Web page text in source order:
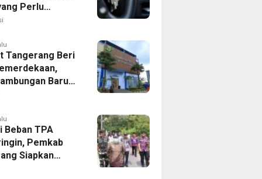
Perlu
Tangerang Beri
Baru
Dipangkas
Beban TPA
Pemkab
Siapkan
di Tigaraksa